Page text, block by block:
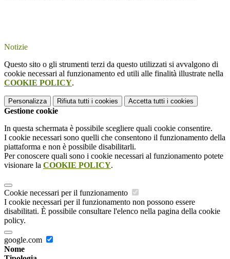
Notizie
Questo sito o gli strumenti terzi da questo utilizzati si avvalgono di
cookie necessari al funzionamento ed utili alle finalità illustrate nella
COOKIE POLICY.
Personalizza Rifiuta tutti i cookies Accetta tutti i cookies
Gestione cookie
In questa schermata è possibile scegliere quali cookie consentire.
I cookie necessari sono quelli che consentono il funzionamento della
piattaforma e non è possibile disabilitarli.
Per conoscere quali sono i cookie necessari al funzionamento potete
visionare la COOKIE POLICY.
Cookie necessari per il funzionamento
I cookie necessari per il funzionamento non possono essere
disabilitati. È possibile consultare l'elenco nella pagina della cookie
policy.
google.com
Nome